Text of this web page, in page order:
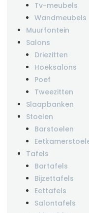
Tv-meubels
Wandmeubels
Muurfontein
Salons
Driezitten
Hoeksalons
Poef
Tweezitten
Slaapbanken
Stoelen
Barstoelen
Tafels
Bartafels
Bijzettafels
Eettafels
Salontafels